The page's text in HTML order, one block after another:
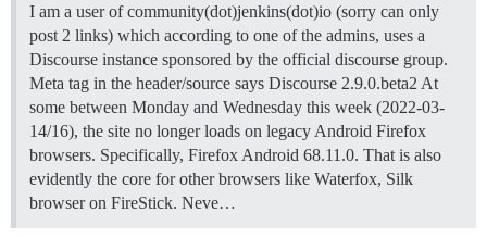
I am a user of community(dot)jenkins(dot)io (sorry can only
post 2 links) which according to one of the admins, uses a
Discourse instance sponsored by the official discourse group.
Meta tag in the header/source says Discourse 2.9.0.beta2 At
some between Monday and Wednesday this week (2022-03-
14/16), the site no longer loads on legacy Android Firefox
browsers. Specifically, Firefox Android 68.11.0. That is also
evidently the core for other browsers like Waterfox, Silk
browser on FireStick. Neve…